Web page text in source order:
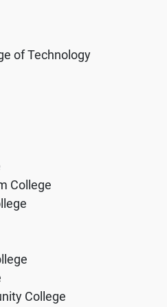
of Technology
College
College